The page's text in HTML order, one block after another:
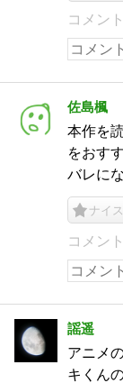
コメン
佐島楓
本作を
をおす
バレに
ナイス
コメン
謡遥
アニメ
キくん